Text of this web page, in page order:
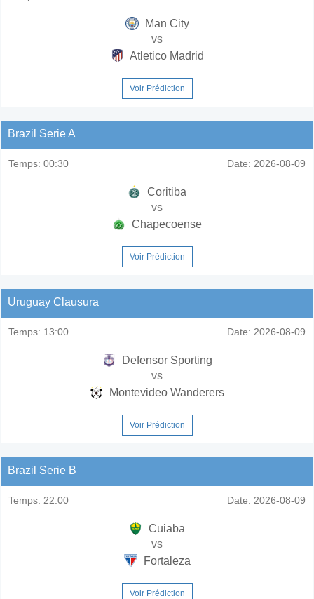
Man City
vs
Atletico Madrid
Voir Prédiction
Brazil Serie A
Temps: 00:30 Date: 2026-08-09
Coritiba
vs
Chapecoense
Voir Prédiction
Uruguay Clausura
Temps: 13:00 Date: 2026-08-09
Defensor Sporting
vs
Montevideo Wanderers
Voir Prédiction
Brazil Serie B
Temps: 22:00 Date: 2026-08-09
Cuiaba
vs
Fortaleza
Voir Prédiction